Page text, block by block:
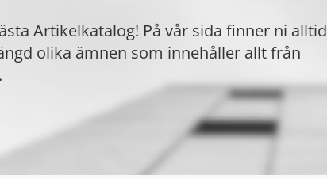
Artikelkatalog! På vår sida finner ni alltid
olika ämnen som innehåller allt från